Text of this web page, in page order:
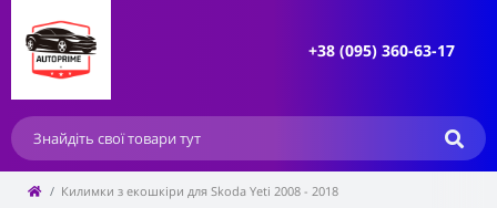
+38 (095) 360-63-17
Килимки з екошкіри для Skoda Yeti 2008 - 2018